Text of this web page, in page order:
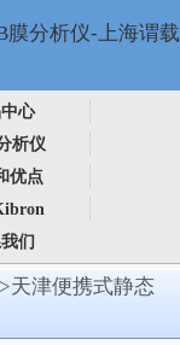
心
析仪
优点
们
>天津便携式静态